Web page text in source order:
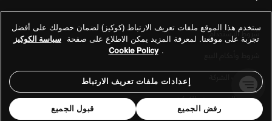
شروط الاستخدام
معلومات الشركة
سياسة الخصوصية والكوكيز
ستخدم هذا الموقع ملفات تعريف الارتباط (كوكيز) لضمان حصولك على أفضل
تجربة على موقعنا. لمعرفة المزيد يمكن الاطلاع على صفحة سياسة الكوكيز
.
Cookie Policy
إعدادات ملفات تعريف الارتباط
رفض الجميع قبول الجميع